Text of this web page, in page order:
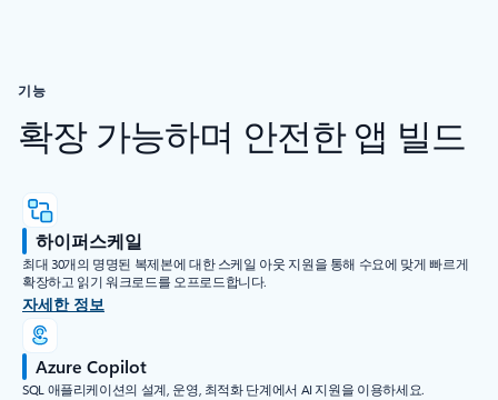
기능
확장 가능하며 안전한 앱 빌드
하이퍼스케일
최대 30개의 명명된 복제본에 대한 스케일 아웃 지원을 통해 수요에 맞게 빠르게
확장하고 읽기 워크로드를 오프로드합니다.
자세한 정보
Azure Copilot
SQL 애플리케이션의 설계, 운영, 최적화 단계에서 AI 지원을 이용하세요.